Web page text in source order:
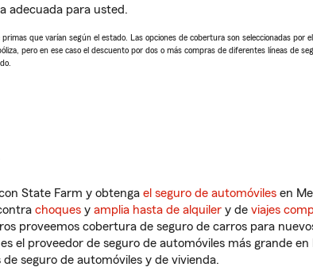
adecuada para usted.
que varían según el estado. Las opciones de cobertura son seleccionadas por
pero en ese caso el descuento por dos o más compras de diferentes líneas de
State Farm y obtenga el seguro de automóviles en
choques y amplia hasta de alquiler y de viajes
proveemos cobertura de seguro de carros para
el proveedor de seguro de automóviles más grande en
seguro de automóviles y de vivienda.